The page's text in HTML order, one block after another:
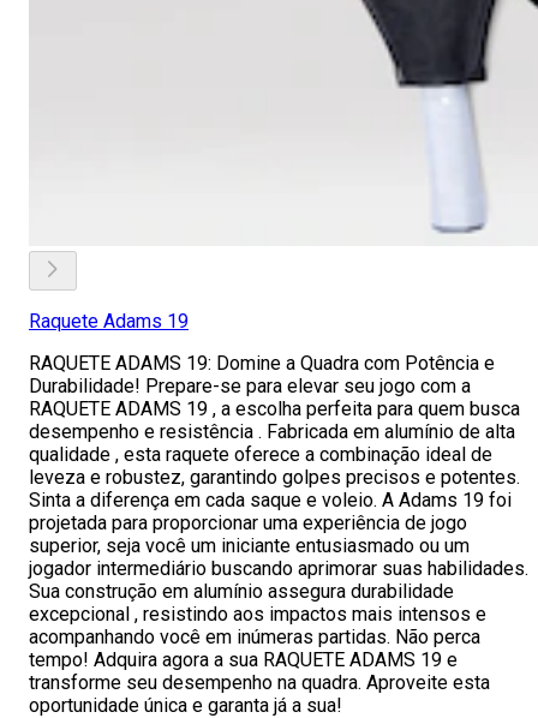
Raquete Adams 19
RAQUETE ADAMS 19: Domine a Quadra com Potência e
Durabilidade! Prepare-se para elevar seu jogo com a
RAQUETE ADAMS 19 , a escolha perfeita para quem busca
desempenho e resistência . Fabricada em alumínio de alta
qualidade , esta raquete oferece a combinação ideal de
leveza e robustez, garantindo golpes precisos e potentes.
Sinta a diferença em cada saque e voleio. A Adams 19 foi
projetada para proporcionar uma experiência de jogo
superior, seja você um iniciante entusiasmado ou um
jogador intermediário buscando aprimorar suas habilidades.
Sua construção em alumínio assegura durabilidade
excepcional , resistindo aos impactos mais intensos e
acompanhando você em inúmeras partidas. Não perca
tempo! Adquira agora a sua RAQUETE ADAMS 19 e
transforme seu desempenho na quadra. Aproveite esta
oportunidade única e garanta já a sua!